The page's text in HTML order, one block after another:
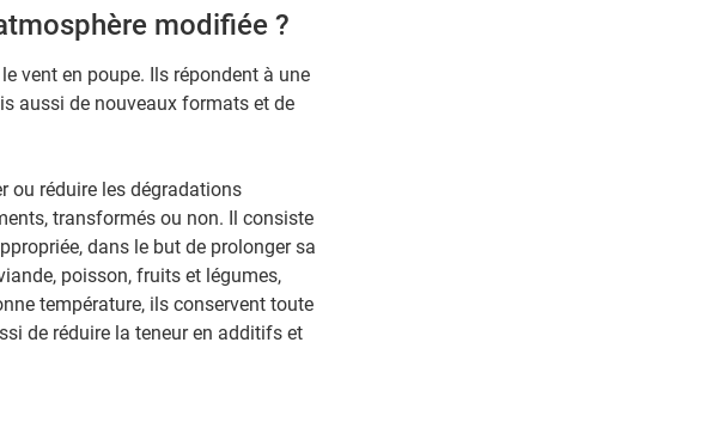
modifiée ?
vent en poupe. Ils répondent à une
aussi de nouveaux formats et de
ou réduire les dégradations
transformés ou non. Il consiste
dans le but de prolonger sa
poisson, fruits et légumes,
température, ils conservent toute
de réduire la teneur en additifs et